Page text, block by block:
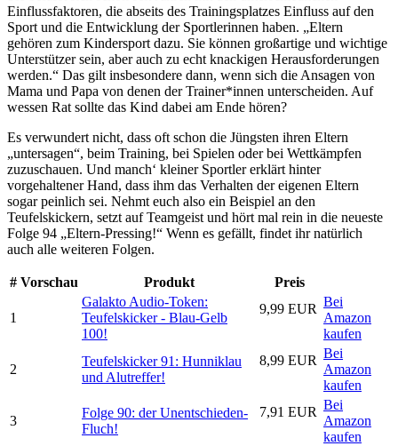
Einflussfaktoren, die abseits des Trainingsplatzes Einfluss auf den
Sport und die Entwicklung der Sportlerinnen haben. „Eltern
gehören zum Kindersport dazu. Sie können großartige und wichtige
Unterstützer sein, aber auch zu echt knackigen Herausforderungen
werden.“ Das gilt insbesondere dann, wenn sich die Ansagen von
Mama und Papa von denen der Trainer*innen unterscheiden. Auf
wessen Rat sollte das Kind dabei am Ende hören?
Es verwundert nicht, dass oft schon die Jüngsten ihren Eltern
„untersagen“, beim Training, bei Spielen oder bei Wettkämpfen
zuzuschauen. Und manch‘ kleiner Sportler erklärt hinter
vorgehaltener Hand, dass ihm das Verhalten der eigenen Eltern
sogar peinlich sei. Nehmt euch also ein Beispiel an den
Teufelskickern, setzt auf Teamgeist und hört mal rein in die neueste
Folge 94 „Eltern-Pressing!“ Wenn es gefällt, findet ihr natürlich
auch alle weiteren Folgen.
# Vorschau Produkt Preis
1
Galakto Audio-Token:
Teufelskicker - Blau-Gelb
100!
9,99 EUR Bei
Amazon
kaufen
2
Teufelskicker 91: Hunniklau
und Alutreffer!
8,99 EUR Bei
Amazon
kaufen
3
Folge 90: der Unentschieden-
Fluch!
7,91 EUR Bei
Amazon
kaufen